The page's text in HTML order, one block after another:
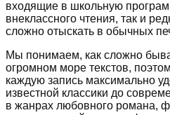
входящие в школьную
внеклассного чтения, так и
сложно отыскать в обычных
Мы понимаем, как сложно
огромном море текстов,
каждую запись максимально
известной классики до
в жанрах любовного романа,